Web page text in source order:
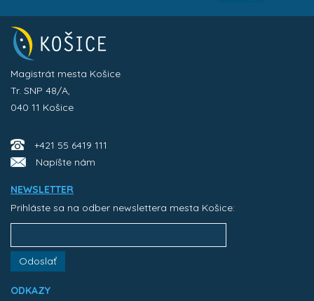
Magistrát mesta Košice
Tr. SNP 48/A,
040 11 Košice
+421 55 6419 111
Napíšte nám
NEWSLETTER
Prihláste sa na odber newslettera mesta Košice:
Odoslať
ODKAZY